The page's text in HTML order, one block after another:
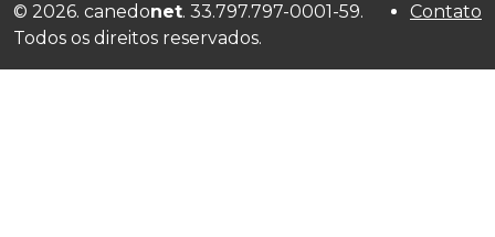
© 2026. canedonet. 33.797.797-0001-59.
Todos os direitos reservados.
Contato